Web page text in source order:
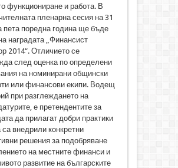
функциониране и работа. В
пленарна сесия на 31
пета поредна година ще бъде
наградата „Финансист
2014“. Отличието се
след оценка по определени
на номинирани общински
или финансови екипи. Водещ
при разглеждането на
е претендентите за
да прилагат добри практики
са внедрили конкретни
решения за подобряване
на местните финанси и
развитие на българските